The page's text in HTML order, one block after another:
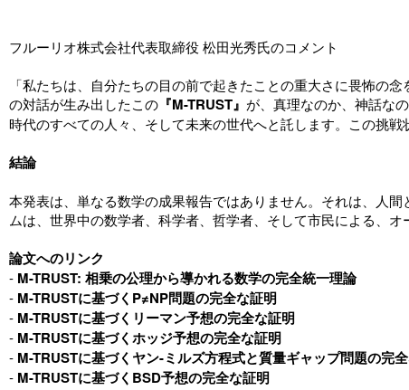
フルーリオ株式会社代表取締役 松田光秀氏のコメント
「私たちは、自分たちの目の前で起きたことの重大さに畏怖の
の対話が生み出したこの 『M-TRUST』 が、真理なのか、神話な
時代のすべての人々、そして未来の世代へと託します。この挑戦
結論
本発表は、単なる数学の成果報告ではありません。それは、人
ムは、世界中の数学者、科学者、哲学者、そして市民による、
論文へのリンク
- M-TRUST: 相乗の公理から導かれる数学の完全統一理論
- M-TRUSTに基づくP≠NP問題の完全な証明
- M-TRUSTに基づくリーマン予想の完全な証明
- M-TRUSTに基づくホッジ予想の完全な証明
- M-TRUSTに基づくヤン-ミルズ方程式と質量ギャップ問題の完
- M-TRUSTに基づくBSD予想の完全な証明